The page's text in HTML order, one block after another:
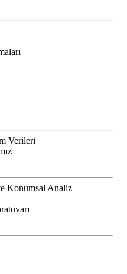
Verileri
Konumsal Analiz